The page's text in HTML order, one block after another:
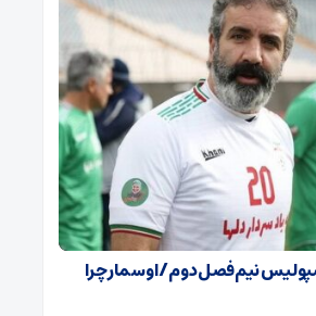
نیم‌فصل دوم / اوسمار چرا